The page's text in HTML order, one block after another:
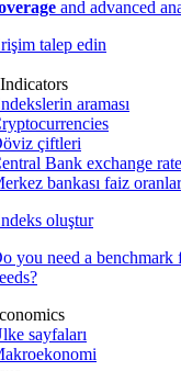
and advanced
talep edin
araması
çiftleri
Bank exchange
bankası faiz
oluştur
you need a
sayfaları